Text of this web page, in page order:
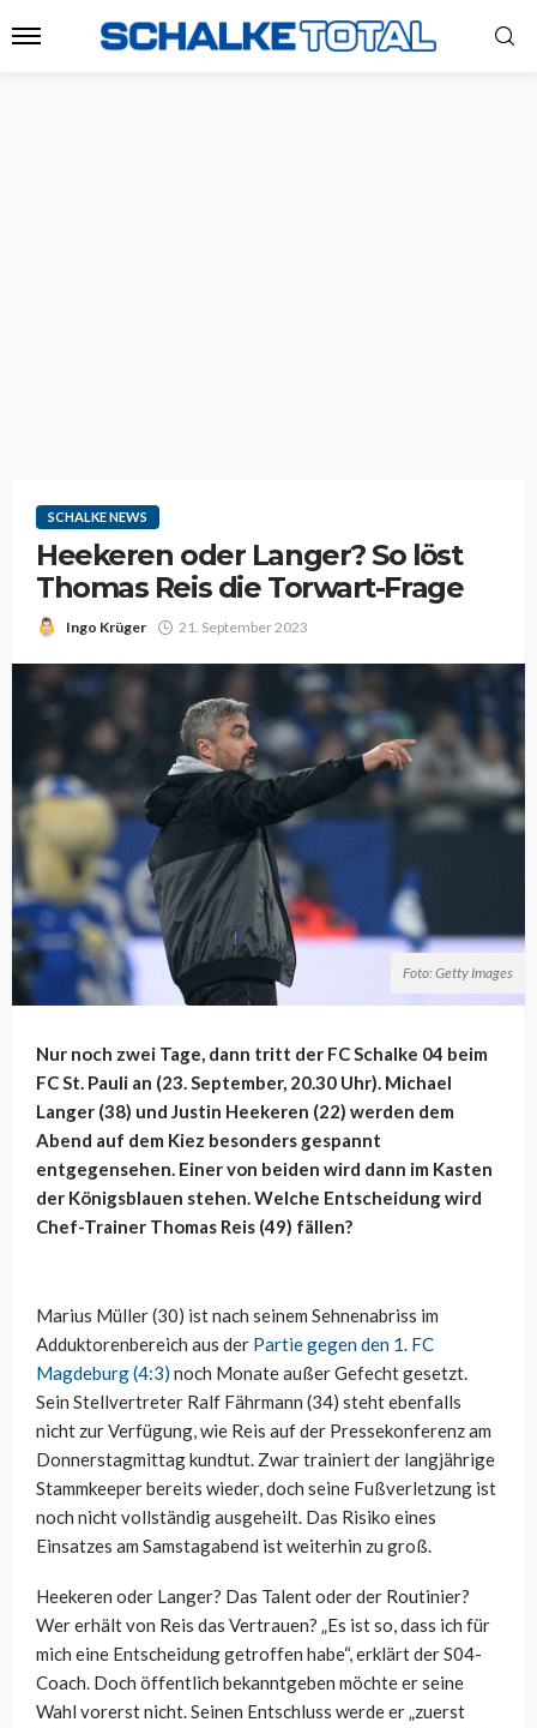
SCHALKE NEWS
Heekeren oder Langer? So löst
Thomas Reis die Torwart-Frage
Ingo Krüger 21. September 2023
Foto: Getty Images
Nur noch zwei Tage, dann tritt der FC Schalke 04 beim
FC St. Pauli an (23. September, 20.30 Uhr). Michael
Langer (38) und Justin Heekeren (22) werden dem
Abend auf dem Kiez besonders gespannt
entgegensehen. Einer von beiden wird dann im Kasten
der Königsblauen stehen. Welche Entscheidung wird
Chef-Trainer Thomas Reis (49) fällen?
Marius Müller (30) ist nach seinem Sehnenabriss im
Adduktorenbereich aus der Partie gegen den 1. FC
Magdeburg (4:3) noch Monate außer Gefecht gesetzt.
Sein Stellvertreter Ralf Fährmann (34) steht ebenfalls
nicht zur Verfügung, wie Reis auf der Pressekonferenz am
Donnerstagmittag kundtut. Zwar trainiert der langjährige
Stammkeeper bereits wieder, doch seine Fußverletzung ist
noch nicht vollständig ausgeheilt. Das Risiko eines
Einsatzes am Samstagabend ist weiterhin zu groß.
Heekeren oder Langer? Das Talent oder der Routinier?
Wer erhält von Reis das Vertrauen? „Es ist so, dass ich für
mich eine Entscheidung getroffen habe“, erklärt der S04-
Coach. Doch öffentlich bekanntgeben möchte er seine
Wahl vorerst nicht. Seinen Entschluss werde er „zuerst